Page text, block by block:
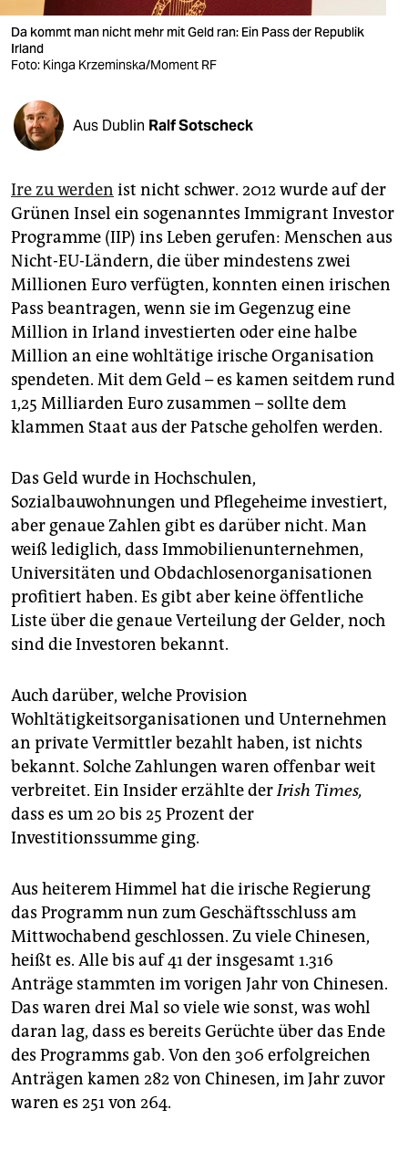
verlag
verlag
shop
fragen & hilfe
unterstützen
abo
genossenschaft
epaper login
Da kommt man nicht mehr mit Geld ran: Ein Pass der Republik
Irland
Foto: Kinga Krzeminska/Moment RF
Aus Dublin Ralf Sotscheck
Ire zu werden ist nicht schwer. 2012 wurde auf der
Grünen Insel ein sogenanntes Immigrant Investor
Programme (IIP) ins Leben gerufen: Menschen aus
Nicht-EU-Ländern, die über mindestens zwei
Millionen Euro verfügten, konnten einen irischen
Pass beantragen, wenn sie im Gegenzug eine
Million in Irland investierten oder eine halbe
Million an eine wohltätige irische Organisation
spendeten. Mit dem Geld – es kamen seitdem rund
1,25 Milliarden Euro zusammen – sollte dem
klammen Staat aus der Patsche geholfen werden.
Das Geld wurde in Hochschulen,
Sozialbauwohnungen und Pflegeheime investiert,
aber genaue Zahlen gibt es darüber nicht. Man
weiß lediglich, dass Immobilienunternehmen,
Universitäten und Obdachlosenorganisationen
profitiert haben. Es gibt aber keine öffentliche
Liste über die genaue Verteilung der Gelder, noch
sind die Investoren bekannt.
Auch darüber, welche Provision
Wohltätigkeitsorganisationen und Unternehmen
an private Vermittler bezahlt haben, ist nichts
bekannt. Solche Zahlungen waren offenbar weit
verbreitet. Ein Insider erzählte derIrish Times,
dass es um 20 bis 25 Prozent der
Investitionssumme ging.
Aus heiterem Himmel hat die irische Regierung
das Programm nun zum Geschäftsschluss am
Mittwochabend geschlossen. Zu viele Chinesen,
heißt es. Alle bis auf 41 der insgesamt 1.316
Anträge stammten im vorigen Jahr von Chinesen.
Das waren drei Mal so viele wie sonst, was wohl
daran lag, dass es bereits Gerüchte über das Ende
des Programms gab. Von den 306 erfolgreichen
Anträgen kamen 282 von Chinesen, im Jahr zuvor
waren es 251 von 264.